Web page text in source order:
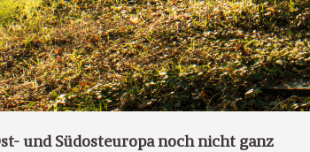
und Südosteuropa noch nicht ganz